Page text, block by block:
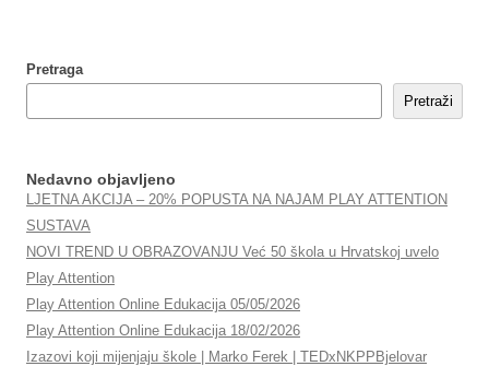
Pretraga
Pretraži
Nedavno objavljeno
LJETNA AKCIJA – 20% POPUSTA NA NAJAM PLAY ATTENTION
SUSTAVA
NOVI TREND U OBRAZOVANJU Već 50 škola u Hrvatskoj uvelo
Play Attention
Play Attention Online Edukacija 05/05/2026
Play Attention Online Edukacija 18/02/2026
Izazovi koji mijenjaju škole | Marko Ferek | TEDxNKPPBjelovar